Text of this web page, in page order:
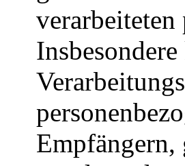
verarbeiteten
Empfängern,